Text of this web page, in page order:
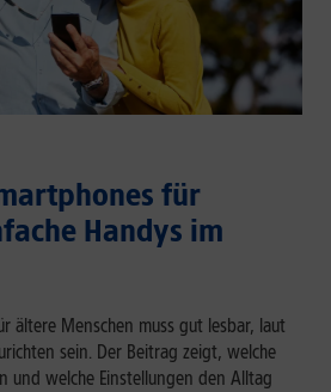
für
Handys im
ältere Menschen muss gut lesbar, laut
sein. Der Beitrag zeigt, welche
und welche Einstellungen den Alltag